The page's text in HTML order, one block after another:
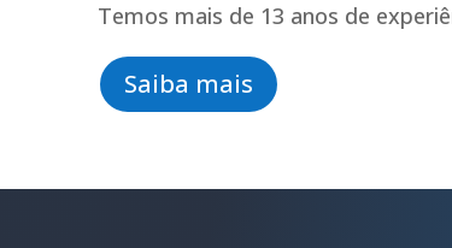
Temos mais de 13 anos de
Saiba mais